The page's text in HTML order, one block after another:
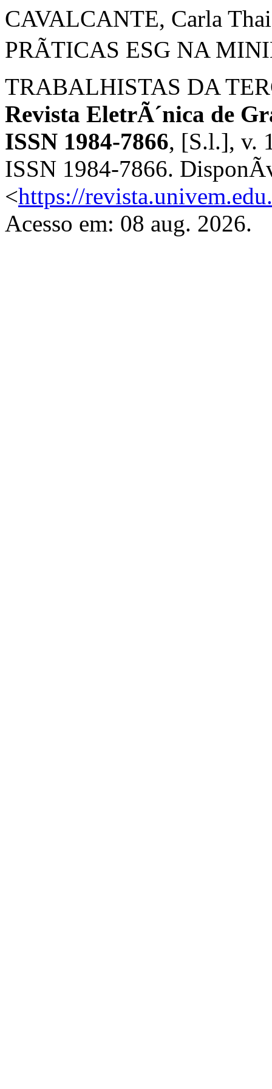
CAVALCANTE, Carla
PRÃTICAS ESG NA
TRABALHISTAS DA
Revista EletrÃ´nica de
ISSN 1984-7866, [S.l.], v.
ISSN 1984-7866.
<https://
Acesso em: 08 aug. 2026.